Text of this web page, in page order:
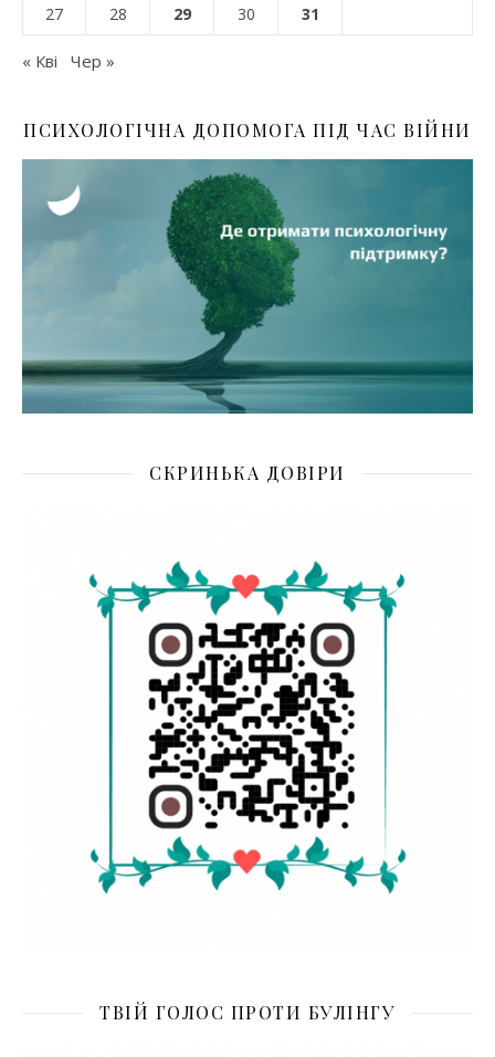
27
28 29 30 31
« Кві Чер »
ПСИХОЛОГІЧНА ДОПОМОГА ПІД ЧАС ВІЙНИ
СКРИНЬКА ДОВІРИ
ТВІЙ ГОЛОС ПРОТИ БУЛІНГУ